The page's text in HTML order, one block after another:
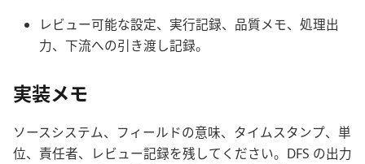
レビュー可能な設定、実行記録、品質メモ、処理出
力、下流への引き渡し記録。
実装メモ
ソースシステム、フィールドの意味、タイムスタンプ、単
位、責任者、レビュー記録を残してください。DFS の出力